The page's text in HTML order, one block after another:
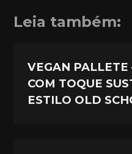
Leia também:
VEGAN PALLETE
COM TOQUE
ESTILO OLD